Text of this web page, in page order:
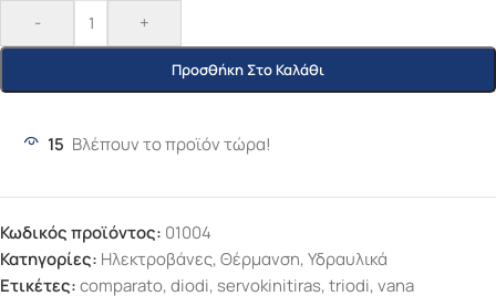
- +
Προσθήκη Στο Καλάθι
15 Βλέπουν το προϊόν τώρα!
Κωδικός προϊόντος: 01004
Κατηγορίες: Ηλεκτροβάνες,Θέρμανση,Υδραυλικά
Ετικέτες:comparato,diodi, servokinitiras,triodi,vana